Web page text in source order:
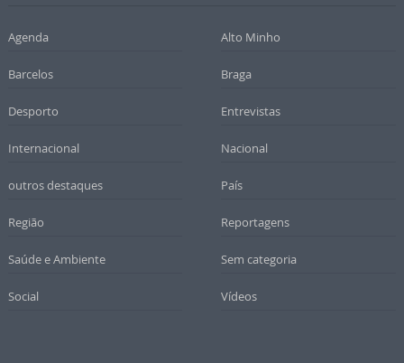
Agenda Alto Minho
Barcelos Braga
Desporto Entrevistas
Internacional Nacional
outros destaques País
Região Reportagens
Saúde e Ambiente Sem categoria
Social Vídeos